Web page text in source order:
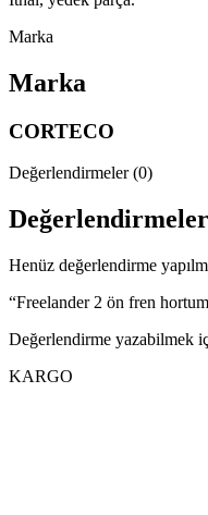
Marka
Marka
CORTECO
Değerlendirmeler (0)
Değerlendirmeler
Henüz değerlendirme
“Freelander 2 ön fren
Değerlendirme yazabilmek
KARGO